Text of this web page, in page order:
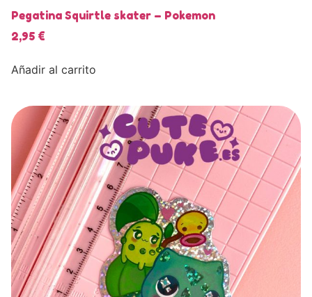
Pegatina Squirtle skater – Pokemon
2,95 €
Añadir al carrito